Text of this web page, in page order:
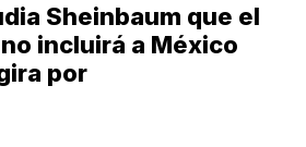
Sheinbaum que el
incluirá a México
por